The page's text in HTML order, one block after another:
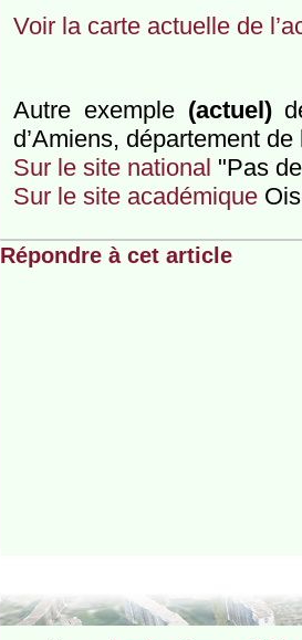
Voir la carte actuelle de
Autre exemple (actuel)
d’Amiens, département de
Sur le site national "Pas
Sur le site académique
Répondre à cet article